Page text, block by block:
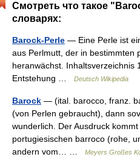
Смотреть что такое
словарях:
Barock-Perle — Eine Perle ist
aus Perlmutt, der in bestimmten
heranwächst. Inhaltsverzeichnis
Entstehung …
Deutsch Wikipedia
Barock — (ital. barocco, franz.
(von Perlen gebraucht), dann
wunderlich. Der Ausdruck
portugiesischen barroco (rohe,
andern vom… …
Meyers Großes